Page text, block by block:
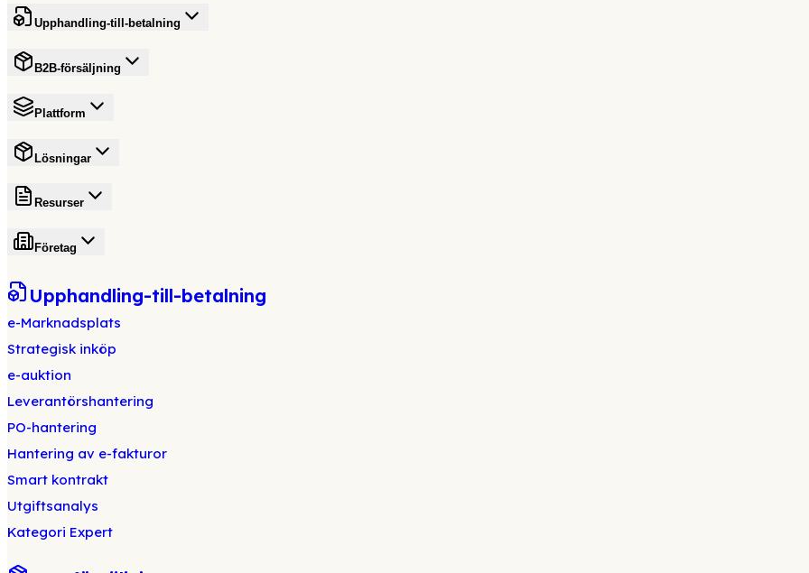
Upphandling-till-betalning
B2B-försäljning
Plattform
Lösningar
Resurser
Företag
Upphandling-till-betalning
e-Marknadsplats
Strategisk inköp
e-auktion
Leverantörshantering
PO-hantering
Hantering av e-fakturor
Smart kontrakt
Utgiftsanalys
Kategori Expert